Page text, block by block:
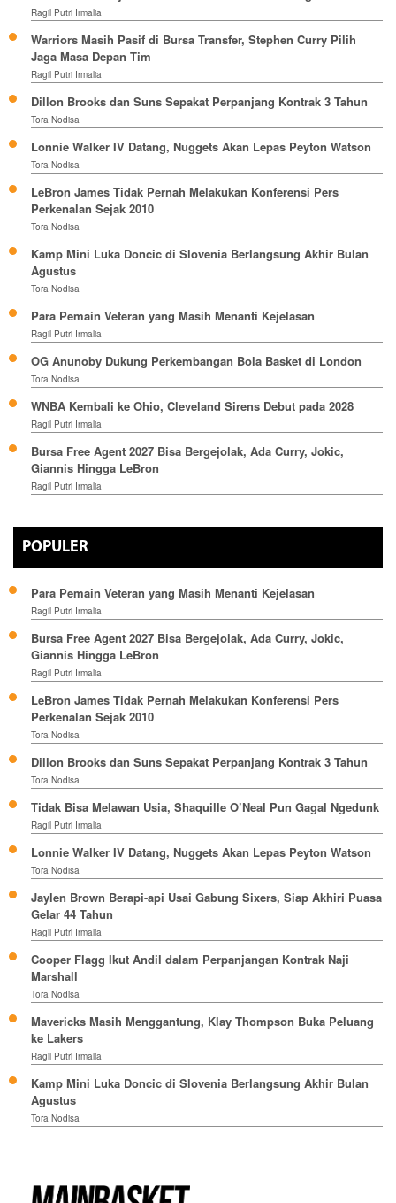
Ragil Putri Irmalia
Warriors Masih Pasif di Bursa Transfer, Stephen Curry Pilih
Jaga Masa Depan Tim
Ragil Putri Irmalia
Dillon Brooks dan Suns Sepakat Perpanjang Kontrak 3 Tahun
Tora Nodisa
Lonnie Walker IV Datang, Nuggets Akan Lepas Peyton Watson
Tora Nodisa
LeBron James Tidak Pernah Melakukan Konferensi Pers
Perkenalan Sejak 2010
Tora Nodisa
Kamp Mini Luka Doncic di Slovenia Berlangsung Akhir Bulan
Agustus
Tora Nodisa
Para Pemain Veteran yang Masih Menanti Kejelasan
Ragil Putri Irmalia
OG Anunoby Dukung Perkembangan Bola Basket di London
Tora Nodisa
WNBA Kembali ke Ohio, Cleveland Sirens Debut pada 2028
Ragil Putri Irmalia
Bursa Free Agent 2027 Bisa Bergejolak, Ada Curry, Jokic,
Giannis Hingga LeBron
Ragil Putri Irmalia
POPULER
Para Pemain Veteran yang Masih Menanti Kejelasan
Ragil Putri Irmalia
Bursa Free Agent 2027 Bisa Bergejolak, Ada Curry, Jokic,
Giannis Hingga LeBron
Ragil Putri Irmalia
LeBron James Tidak Pernah Melakukan Konferensi Pers
Perkenalan Sejak 2010
Tora Nodisa
Dillon Brooks dan Suns Sepakat Perpanjang Kontrak 3 Tahun
Tora Nodisa
Tidak Bisa Melawan Usia, Shaquille O’Neal Pun Gagal Ngedunk
Ragil Putri Irmalia
Lonnie Walker IV Datang, Nuggets Akan Lepas Peyton Watson
Tora Nodisa
Jaylen Brown Berapi-api Usai Gabung Sixers, Siap Akhiri Puasa
Gelar 44 Tahun
Ragil Putri Irmalia
Cooper Flagg Ikut Andil dalam Perpanjangan Kontrak Naji
Marshall
Tora Nodisa
Mavericks Masih Menggantung, Klay Thompson Buka Peluang
ke Lakers
Ragil Putri Irmalia
Kamp Mini Luka Doncic di Slovenia Berlangsung Akhir Bulan
Agustus
Tora Nodisa